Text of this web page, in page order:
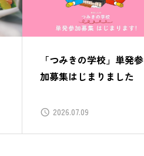
「つみきの学校」単発参
加募集はじまりました
2026.07.09